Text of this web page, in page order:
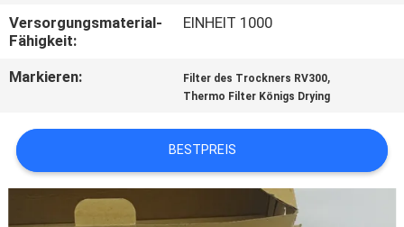
RECHTSSACHEN
DATENSCHUTZRICHTLINIE
Versorgungsmaterial-
Fähigkeit:
EINHEIT 1000
Markieren: Filter des Trockners RV300,
Thermo Filter Königs Drying
BESTPREIS